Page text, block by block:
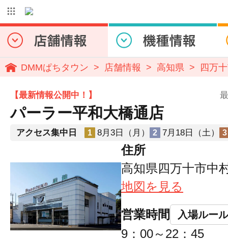
DMMぱちタウン 店舗情報 高知県 四万
【最新情報公開中！】
パーラー平和大橋通店
アクセス集中日 1 8月3日（月） 2 7月18日（土） 3
住所
高知県四万十市中
地図を見る
営業時間 入場ルール
9：00～22：45